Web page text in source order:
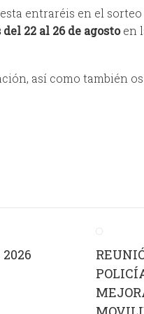
entraréis en el sorteo
22 al 26 de agostoen
así como también